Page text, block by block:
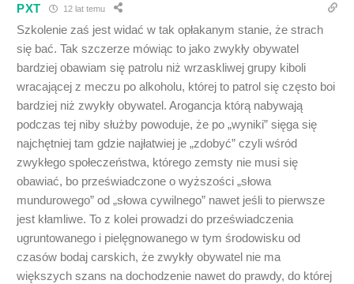
PXT 12 lat temu
Szkolenie zaś jest widać w tak opłakanym stanie, że strach
się bać. Tak szczerze mówiąc to jako zwykły obywatel
bardziej obawiam się patrolu niż wrzaskliwej grupy kiboli
wracającej z meczu po alkoholu, której to patrol się często boi
bardziej niż zwykły obywatel. Arogancja którą nabywają
podczas tej niby służby powoduje, że po „wyniki” sięga się
najchętniej tam gdzie najłatwiej je „zdobyć” czyli wśród
zwykłego społeczeństwa, którego zemsty nie musi się
obawiać, bo przeświadczone o wyższości „słowa
mundurowego” od „słowa cywilnego” nawet jeśli to pierwsze
jest kłamliwe. To z kolei prowadzi do przeświadczenia
ugruntowanego i pielęgnowanego w tym środowisku od
czasów bodaj carskich, że zwykły obywatel nie ma
większych szans na dochodzenie nawet do prawdy, do której